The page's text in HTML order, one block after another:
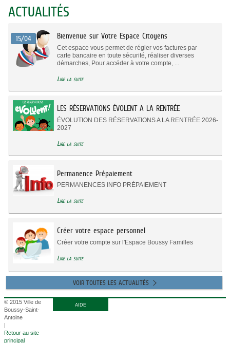
ACTUALITÉS
15/04 Bienvenue sur Votre Espace Citoyens
Cet espace vous permet de régler vos factures par
carte bancaire en toute sécurité, réaliser diverses
démarches, Pour accéder à votre compte, ...
Lire la suite
LES RÉSERVATIONS ÉVOLENT A LA RENTRÉE
ÉVOLUTION DES RÉSERVATIONS A LA RENTRÉE 2026-
2027
Lire la suite
Permanence Prépaiement
PERMANENCES INFO PRÉPAIEMENT
Lire la suite
Créer votre espace personnel
Créer votre compte sur l'Espace Boussy Familles
Lire la suite
VOIR TOUTES LES ACTUALITÉS
© 2015 Ville de
Boussy-Saint-
Antoine
|
Retour au site
principal
AIDE